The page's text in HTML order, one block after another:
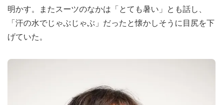
明かす。またスーツのなかは「とても暑い」とも話し、
「汗の水でじゃぶじゃぶ」だったと懐かしそうに目尻を下
げていた。